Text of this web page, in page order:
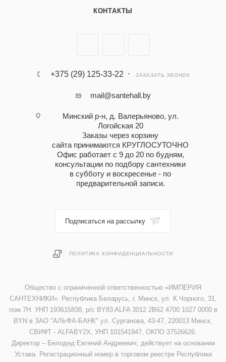
КОНТАКТЫ
+375 (29) 125-33-22 ЗАКАЗАТЬ ЗВОНОК
mail@santehall.by
Минский р-н, д. Валерьяново, ул.
Логойская 20
Заказы через корзину
сайта принимаются КРУГЛОСУТОЧНО
Офис работает с 9 до 20 по будням,
консультации по подбору сантехники
в субботу и воскресенье - по
предварительной записи.
Подписаться на рассылку
ПОЛИТИКА КОНФИДЕНЦИАЛЬНОСТИ
Общество с ограниченной ответственностью «ИМПЕРИЯ
САНТЕХНИКИ». Республика Беларусь, г. Минск, ул. К.Чорного, 31,
пом.7Н. УНП 193615838, р/с BY83 ALFA 3012 2B62 4700 1027 0000 в
BYN в ЗАО "АЛЬФА-БАНК" ул. Сурганова, 43-47, 220013 Минск,
СВИФТ - ALFABY2X, УНП 101541947, ОКПО 37526626.
Директор – Белодед Евгений Андреевич, действует на основании
Устава. Регистрационный номер в торговом реестре Республики